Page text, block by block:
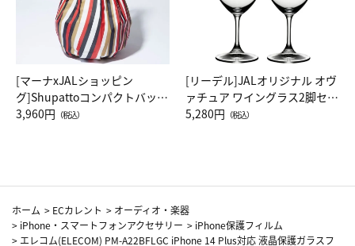
[マーナxJALショッピン
グ]Shupattoコンパクトバッグ
Drop JAL客室乗務員（LC）ス
3,960円 （税込）
[リーデル]JALオリジナル オヴ
ァチュア ワイングラス2脚セッ
ト（レッドワイン）
5,280円 （税込）
ホーム > ECカレント > オーディオ・楽器
> iPhone・スマートフォンアクセサリー > iPhone保護フィルム
> エレコム(ELECOM) PM-A22BFLGC iPhone 14 Plus対応 液晶保護ガラスフ